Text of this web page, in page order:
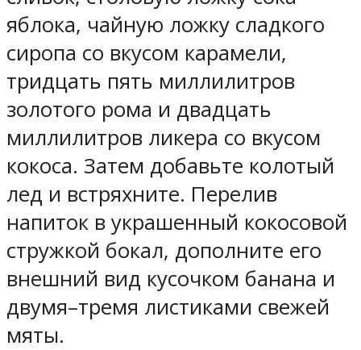
яблока, чайную ложку сладкого
сиропа со вкусом карамели,
тридцать пять миллилитров
золотого рома и двадцать
миллилитров ликера со вкусом
кокоса. Затем добавьте колотый
лед и встряхните. Перелив
напиток в украшенный кокосовой
стружкой бокал, дополните его
внешний вид кусочком банана и
двумя–тремя листиками свежей
мяты.